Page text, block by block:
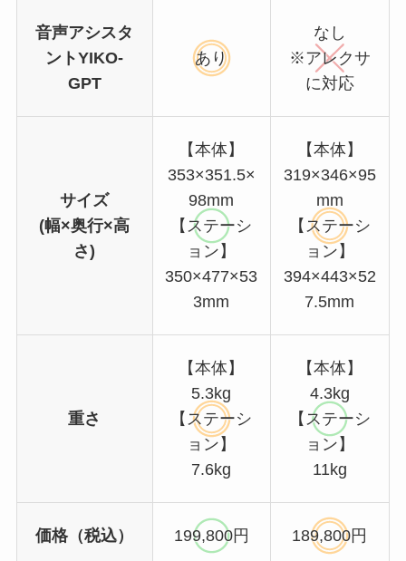
音声アシスタ
ントYIKO-
GPT
あり
なし
※アレクサ
に対応
サイズ
(幅×奥行×高
さ)
【本体】
353×351.5×
98mm
【ステーシ
ョン】
350×477×53
3mm
【本体】
319×346×95
mm
【ステーシ
ョン】
394×443×52
7.5mm
重さ
【本体】
5.3kg
【ステーシ
ョン】
7.6kg
【本体】
4.3kg
【ステーシ
ョン】
11kg
価格（税込） 199,800円 189,800円